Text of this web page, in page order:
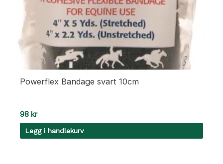
Powerflex Bandage svart 10cm
98 kr
Legg i handlekurv